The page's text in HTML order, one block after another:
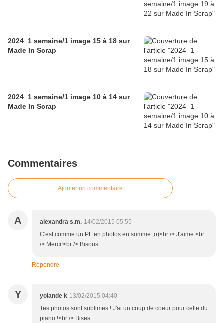
2024_1 semaine/1 image 15 à 18 sur
Made In Scrap
2024_1 semaine/1 image 10 à 14 sur
Made In Scrap
Commentaires
Ajouter un commentaire
A alexandra s.m. 14/02/2015 05:55
C'est comme un PL en photos en somme ;o)<br /> J'aime <br
/> Merci!<br /> Bisous
Répondre
Y yolande k 13/02/2015 04:40
Tes photos sont sublimes ! J'ai un coup de coeur pour celle du
piano !<br /> Bises